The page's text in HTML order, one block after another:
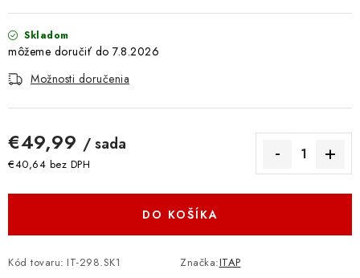
Skladom
7.8.2026
Možnosti doručenia
€49,99 / sada
€40,64 bez DPH
DO KOŠÍKA
Kód tovaru: IT-298.SK1 Značka:ITAP